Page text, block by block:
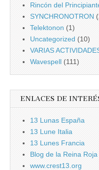
Rincón del
SYNCHRONOTRON
Telektonon (1)
Uncategorized (10)
VARIAS
Wavespell (111)
ENLACES DE
13 Lunas España
13 Lune Italia
13 Lunes Francia
Blog de la Reina Roja
www.crest13.org